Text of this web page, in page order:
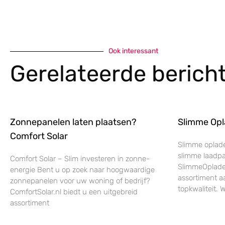
Ook interessant
Gerelateerde
Zonnepanelen laten plaatsen?
Comfort Solar
Comfort Solar – Slim investeren in zonne-
energie Bent u op zoek naar hoogwaardige
zonnepanelen voor uw woning of bedrijf?
ComfortSolar.nl biedt u een uitgebreid
assortiment
Slimme
Slimme
slimme
assortiment
topkwaliteit.